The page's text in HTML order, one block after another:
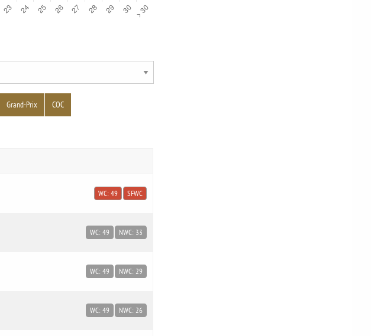
Grand-Prix COC
WC: 49 SFWC
WC: 49 NWC: 33
WC: 49 NWC: 29
WC: 49 NWC: 26